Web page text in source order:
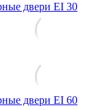
двери EI 30
двери EI 60